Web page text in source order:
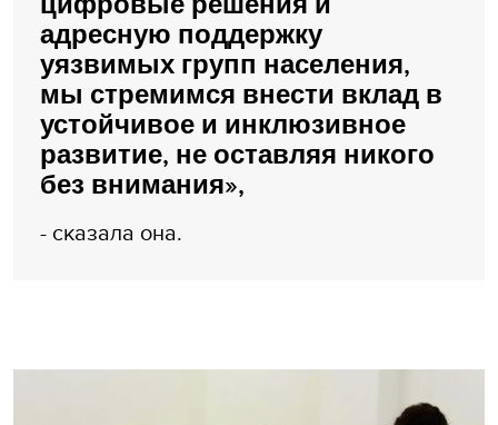
адресную поддержку
уязвимых групп населения,
мы стремимся внести вклад в
устойчивое и инклюзивное
развитие, не оставляя никого
без внимания»,
- сказала она.